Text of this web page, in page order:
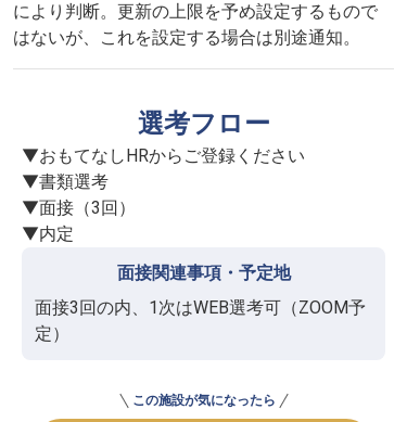
により判断。更新の上限を予め設定するもので
はないが、これを設定する場合は別途通知。
選考フロー
▼おもてなしHRからご登録ください
▼書類選考
▼面接（3回）
▼内定
面接関連事項・予定地
面接3回の内、1次はWEB選考可（ZOOM予
定）
この施設が気になったら